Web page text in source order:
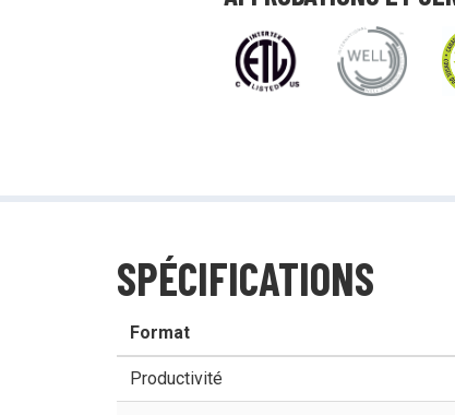
Démonstrations, tutoriels, déballages
SPÉCIFICATIONS
Format
Productivité